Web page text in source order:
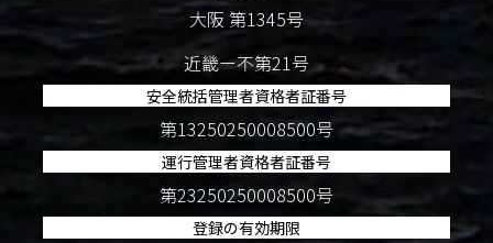
大阪 第1345号
近畿ー不第21号
安全統括管理者資格者証番号
第13250250008500号
運行管理者資格者証番号
第23250250008500号
登録の有効期限